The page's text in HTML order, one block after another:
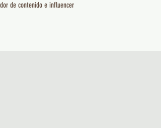
de contenido e influencer